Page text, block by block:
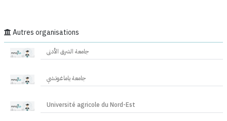
Autres organisations
جامعة الشرق الأدنى
جامعة ياماغوتشي
Université agricole du Nord-Est